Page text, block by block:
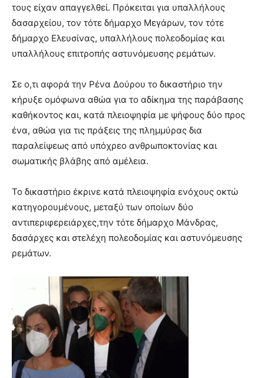
τους είχαν απαγγελθεί. Πρόκειται για υπαλλήλους
δασαρχείου, τον τότε δήμαρχο Μεγάρων, τον τότε
δήμαρχο Ελευσίνας, υπαλλήλους πολεοδομίας και
υπαλλήλους επιτροπής αστυνόμευσης ρεμάτων.
Σε ο,τι αφορά την Ρένα Δούρου το δικαστήριο την
κήρυξε ομόφωνα αθώα για το αδίκημα της παράβασης
καθήκοντος και, κατά πλειοψηφία με ψήφους δύο προς
ένα, αθώα για τις πράξεις της πλημμύρας δια
παραλείψεως από υπόχρεο ανθρωποκτονίας και
σωματικής βλάβης από αμέλεια.
Το δικαστήριο έκρινε κατά πλειοψηφία ενόχους οκτώ
κατηγορουμένους, μεταξύ των οποίων δύο
αντιπεριφερειάρχες,την τότε δήμαρχο Μάνδρας,
δασάρχες και στελέχη πολεοδομίας και αστυνόμευσης
ρεμάτων.